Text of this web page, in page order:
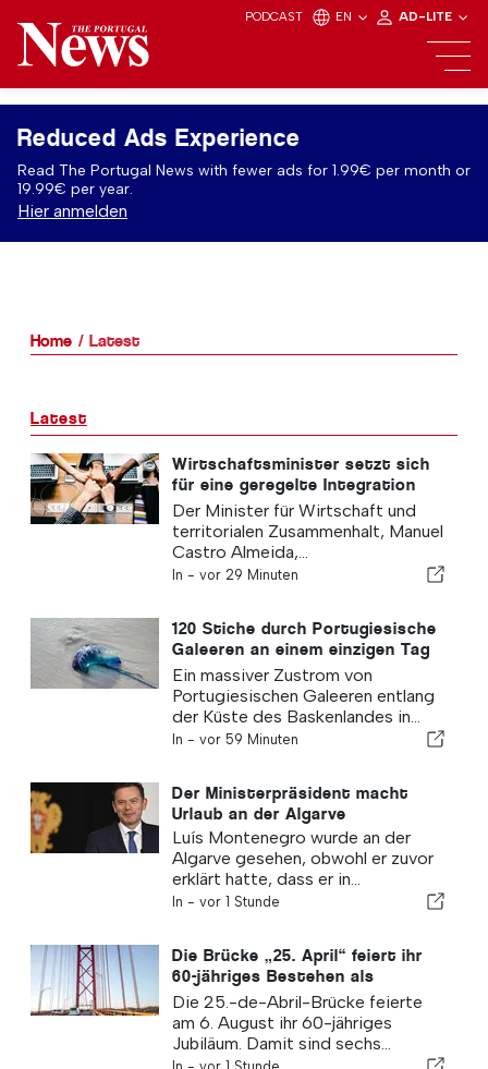
PODCAST EN AD-LITE
Reduced Ads Experience
Read The Portugal News with fewer ads for 1.99€ per month or
19.99€ per year.
Hier anmelden
Home Latest
Latest
Wirtschaftsminister setzt sich
für eine geregelte Integration
ein und garantiert Einwanderern
einen Schnellverfahren-Kanal
Der Minister für Wirtschaft und
territorialen Zusammenhalt, Manuel
Castro Almeida,...
In - vor 29 Minuten
120 Stiche durch Portugiesische
Galeeren an einem einzigen Tag
verzeichnet
Ein massiver Zustrom von
Portugiesischen Galeeren entlang
der Küste des Baskenlandes in...
In - vor 59 Minuten
Der Ministerpräsident macht
Urlaub an der Algarve
Luís Montenegro wurde an der
Algarve gesehen, obwohl er zuvor
erklärt hatte, dass er in...
In - vor 1 Stunde
Die Brücke „25. April“ feiert ihr
60-jähriges Bestehen als
Verbindung zwischen Lissabon
und Almada
Die 25.-de-Abril-Brücke feierte
am 6. August ihr 60-jähriges
Jubiläum. Damit sind sechs...